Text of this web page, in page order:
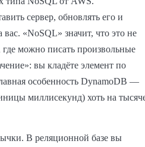
сервер, обновлять его и
«NoSQL» значит, что это не
можно писать произвольные
вы кладёте элемент по
особенность DynamoDB —
миллисекунд) хоть на
В реляционной базе вы